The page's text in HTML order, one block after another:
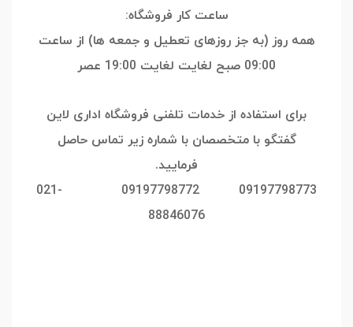
ساعت کار فروشگاه:
همه روز (به جز روزهای تعطیل و جمعه ها) از ساعت
09:00 صبح لغایت لغایت 19:00 عصر
برای استفاده از خدمات تلفنی فروشگاه اداری لاین
گفتگو با متخصصان با شماره زیر تماس حاصل
فرمایید.
09197798773 09197798772 021-
88846076